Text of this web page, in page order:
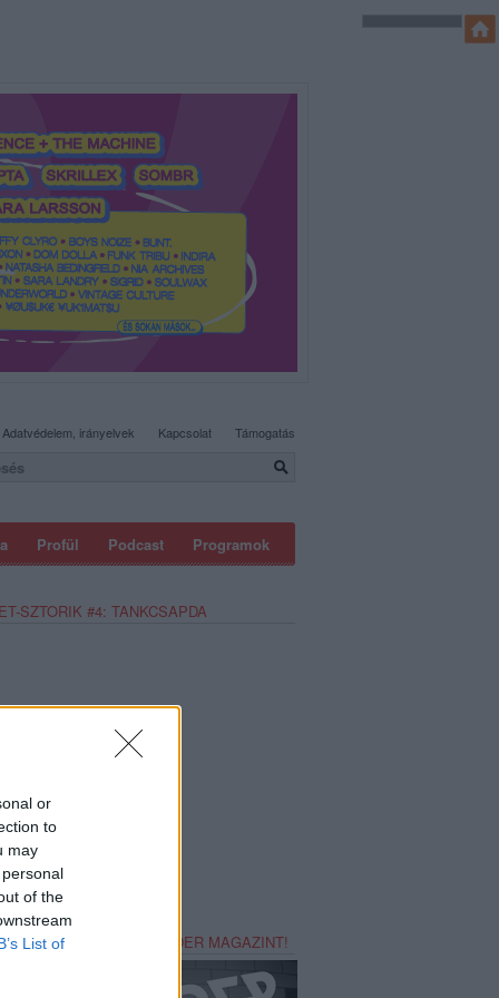
or
to
may
of the
List of
Profül Podcast Programok
Adatvédelem, irányelvek Kapcsolat Támogatás
SZTORIK #4: TANKCSAPDA
MAGADNAK RECORDER MAGAZINT!